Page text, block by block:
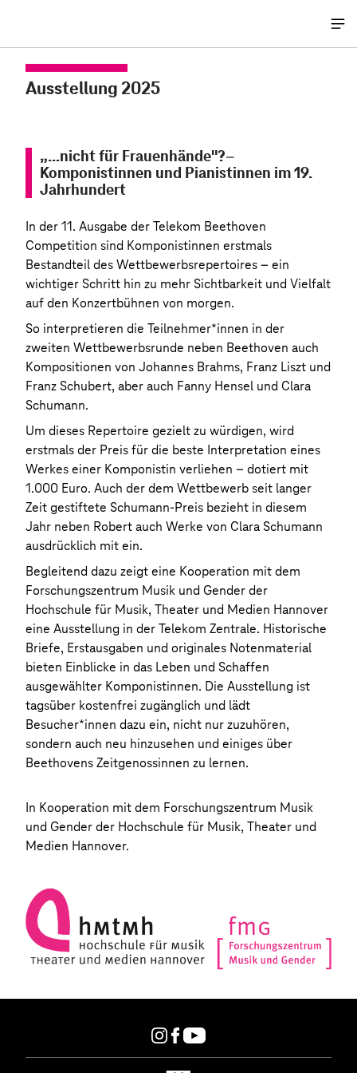
Ausstellung 2025
„…nicht für Frauenhände"?–
Komponistinnen und Pianistinnen im 19.
Jahrhundert
In der 11. Ausgabe der Telekom Beethoven
Competition sind Komponistinnen erstmals
Bestandteil des Wettbewerbsrepertoires – ein
wichtiger Schritt hin zu mehr Sichtbarkeit und Vielfalt
auf den Konzertbühnen von morgen.
So interpretieren die Teilnehmer*innen in der
zweiten Wettbewerbsrunde neben Beethoven auch
Kompositionen von Johannes Brahms, Franz Liszt und
Franz Schubert, aber auch Fanny Hensel und Clara
Schumann.
Um dieses Repertoire gezielt zu würdigen, wird
erstmals der Preis für die beste Interpretation eines
Werkes einer Komponistin verliehen – dotiert mit
1.000 Euro. Auch der dem Wettbewerb seit langer
Zeit gestiftete Schumann-Preis bezieht in diesem
Jahr neben Robert auch Werke von Clara Schumann
ausdrücklich mit ein.
Begleitend dazu zeigt eine Kooperation mit dem
Forschungszentrum Musik und Gender der
Hochschule für Musik, Theater und Medien Hannover
eine Ausstellung in der Telekom Zentrale. Historische
Briefe, Erstausgaben und originales Notenmaterial
bieten Einblicke in das Leben und Schaffen
ausgewählter Komponistinnen. Die Ausstellung ist
tagsüber kostenfrei zugänglich und lädt
Besucher*innen dazu ein, nicht nur zuzuhören,
sondern auch neu hinzusehen und einiges über
Beethovens Zeitgenossinnen zu lernen.
In Kooperation mit dem Forschungszentrum Musik
und Gender der Hochschule für Musik, Theater und
Medien Hannover.